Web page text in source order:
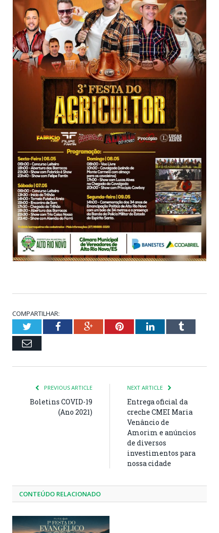
COMPARTILHAR:
TwitterFacebookGoogle+PinterestLinkedInTumblr
Email
PREVIOUS ARTICLE
Boletins COVID-19
(Ano 2021)
NEXT ARTICLE
Entrega oficial da
creche CMEI Maria
Venâncio de
Amorim e anúncios
de diversos
investimentos para
nossa cidade
CONTEÚDO RELACIONADO